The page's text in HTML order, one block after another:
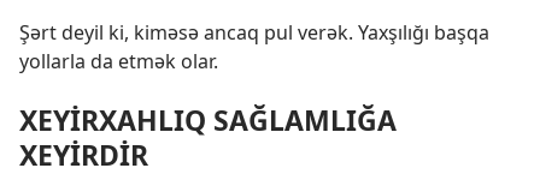
Şərt deyil ki, kiməsə ancaq pul verək. Yaxşılığı başqa
yollarla da etmək olar.
XEYİRXAHLIQ SAĞLAMLIĞA
XEYİRDİR